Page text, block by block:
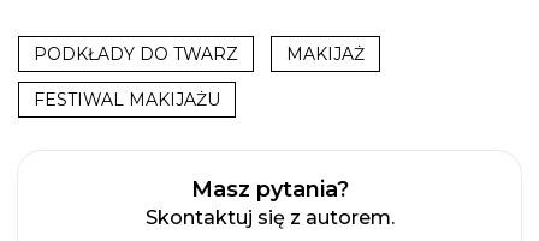
PODKŁADY DO TWARZ MAKIJAŻ
FESTIWAL MAKIJAŻU
Masz pytania?
Skontaktuj się z autorem.